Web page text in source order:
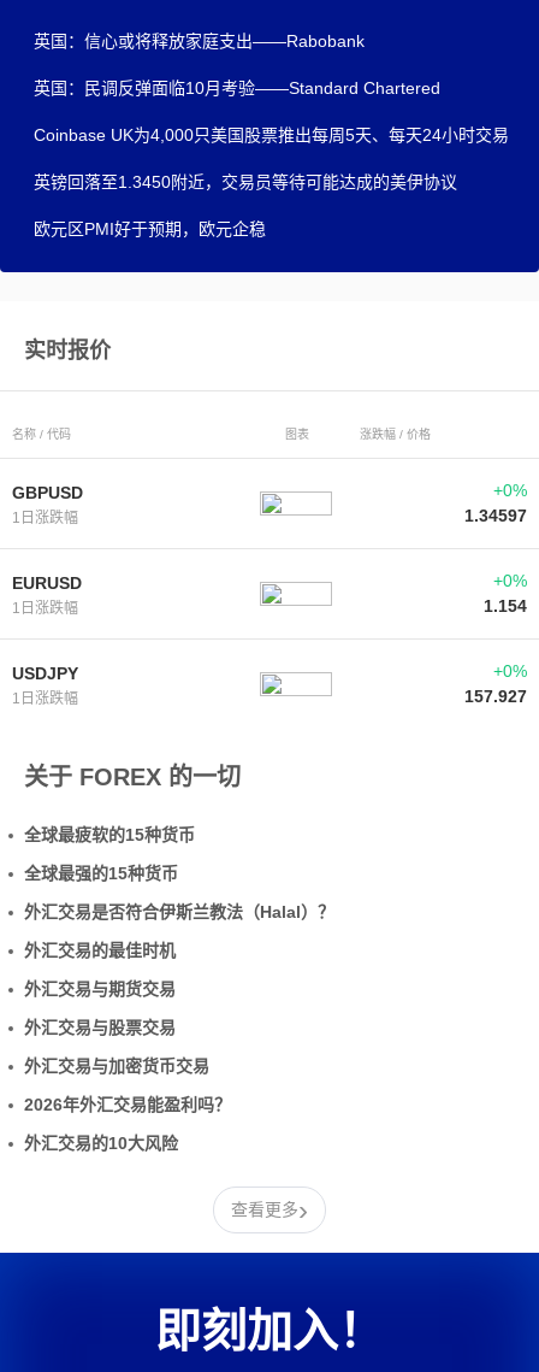
英国：信心或将释放家庭支出——Rabobank
英国：民调反弹面临10月考验——Standard Chartered
Coinbase UK为4,000只美国股票推出每周5天、每天24小时交易
英镑回落至1.3450附近，交易员等待可能达成的美伊协议
欧元区PMI好于预期，欧元企稳
实时报价
名称 / 代码 图表 涨跌幅 / 价格
GBPUSD
1日涨跌幅
+0%
1.34597
EURUSD
1日涨跌幅
+0%
1.154
USDJPY
1日涨跌幅
+0%
157.927
关于 FOREX 的一切
全球最疲软的15种货币
全球最强的15种货币
外汇交易是否符合伊斯兰教法（Halal）？
外汇交易的最佳时机
外汇交易与期货交易
外汇交易与股票交易
外汇交易与加密货币交易
2026年外汇交易能盈利吗？
外汇交易的10大风险
查看更多›
即刻加入！